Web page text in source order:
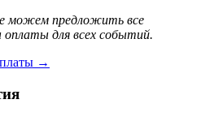
можем предложить все
для всех событий.
→